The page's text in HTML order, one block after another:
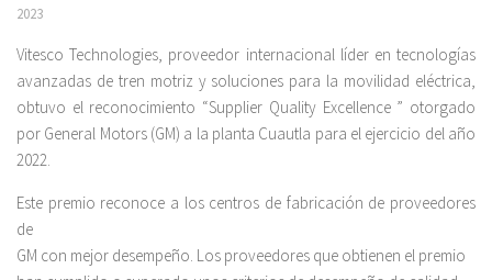
2023
Vitesco Technologies, proveedor internacional líder en tecnologías
avanzadas de tren motriz y soluciones para la movilidad eléctrica,
obtuvo el reconocimiento “Supplier Quality Excellence ” otorgado
por General Motors (GM) a la planta Cuautla para el ejercicio del año
2022.
Este premio reconoce a los centros de fabricación de proveedores
de
GM con mejor desempeño. Los proveedores que obtienen el premio